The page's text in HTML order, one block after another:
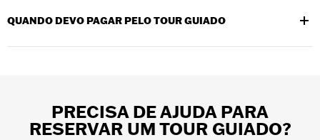
QUANDO DEVO PAGAR PELO TOUR GUIADO
Os passeios guiados devem ser pagos com pelo menos 2
PRECISA DE AJUDA PARA
RESERVAR UM TOUR GUIADO?